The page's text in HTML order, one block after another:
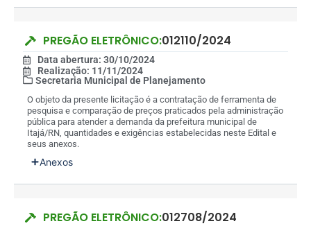
PREGÃO ELETRÔNICO:012110/2024
Data abertura: 30/10/2024
Realização: 11/11/2024
Secretaria Municipal de Planejamento
O objeto da presente licitação é a contratação de ferramenta de
pesquisa e comparação de preços praticados pela administração
pública para atender a demanda da prefeitura municipal de
Itajá/RN, quantidades e exigências estabelecidas neste Edital e
seus anexos.
Anexos
PREGÃO ELETRÔNICO:012708/2024